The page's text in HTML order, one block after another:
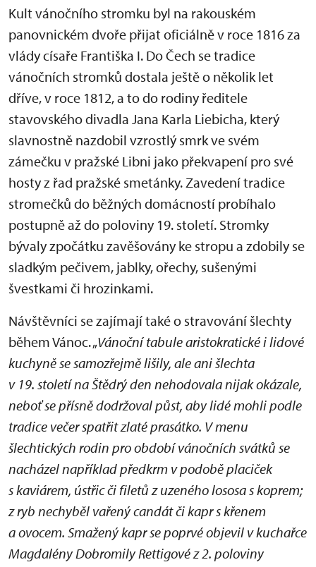
Kult vánočního stromku byl na rakouském
panovnickém dvoře přijat oficiálně v roce 1816 za
vlády císaře Františka I. Do Čech se tradice
vánočních stromků dostala ještě o několik let
dříve, v roce 1812, a to do rodiny ředitele
stavovského divadla Jana Karla Liebicha, který
slavnostně nazdobil vzrostlý smrk ve svém
zámečku v pražské Libni jako překvapení pro své
hosty z řad pražské smetánky. Zavedení tradice
stromečků do běžných domácností probíhalo
postupně až do poloviny 19. století. Stromky
bývaly zpočátku zavěšovány ke stropu a zdobily se
sladkým pečivem, jablky, ořechy, sušenými
švestkami či hrozinkami.
Návštěvníci se zajímají také o stravování šlechty
během Vánoc. „Vánoční tabule aristokratické i lidové
kuchyně se samozřejmě lišily, ale ani šlechta
v 19. století na Štědrý den nehodovala nijak okázale,
neboť se přísně dodržoval půst, aby lidé mohli podle
tradice večer spatřit zlaté prasátko. V menu
šlechtických rodin pro období vánočních svátků se
nacházel například předkrm v podobě placiček
s kaviárem, ústřic či filetů z uzeného lososa s koprem;
z ryb nechyběl vařený candát či kapr s křenem
a ovocem. Smažený kapr se poprvé objevil v kuchařce
Magdalény Dobromily Rettigové z 2. poloviny